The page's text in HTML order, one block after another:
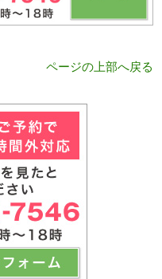
ページの上部へ戻る